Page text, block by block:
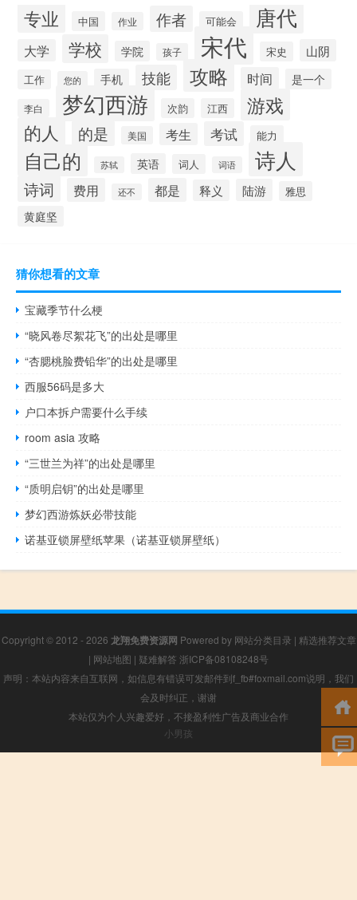
专业 中国 作业 作者 可能会 唐代
大学 学校 学院 孩子 宋代 宋史 山阴
工作 您的 手机 技能 攻略 时间 是一个
李白 梦幻西游 次韵 江西 游戏
的人 的是 美国 考生 考试 能力
自己的 苏轼 英语 词人 词语 诗人
诗词 费用 还不 都是 释义 陆游 雅思
黄庭坚
猜你想看的文章
宝藏季节什么梗
“晓风卷尽絮花飞”的出处是哪里
“杏腮桃脸费铅华”的出处是哪里
西服56码是多大
户口本拆户需要什么手续
room asia 攻略
“三世兰为祥”的出处是哪里
“质明启钥”的出处是哪里
梦幻西游炼妖必带技能
诺基亚锁屏壁纸苹果（诺基亚锁屏壁纸）
Copyright © 2012 - 2026 龙翔免费资源网 Powered by 网站分类目录 | 精选推荐文章
| 网站地图 | 疑难解答 浙ICP备08108248号
声明：本站内容来自互联网，如信息有错误可发邮件到f_fb#foxmail.com说明，我们
会及时纠正，谢谢
本站仅为个人兴趣爱好，不接盈利性广告及商业合作
小男孩